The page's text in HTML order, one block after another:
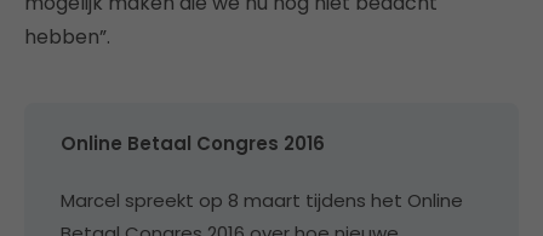
hebben”.
Online Betaal Congres 2016
Marcel spreekt op 8 maart tijdens het Online